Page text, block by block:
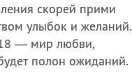
скорей прими
улыбок и желаний.
— мир любви,
полон ожиданий.